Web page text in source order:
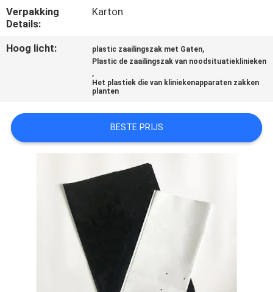
VERZOEK
OM
Verpakking
Details:
Karton
Hoog licht: plastic zaailingszak met Gaten,
Plastic de zaailingszak van noodsituatieklinieken
,
Het plastiek die van kliniekenapparaten zakken
planten
BESTE PRIJS